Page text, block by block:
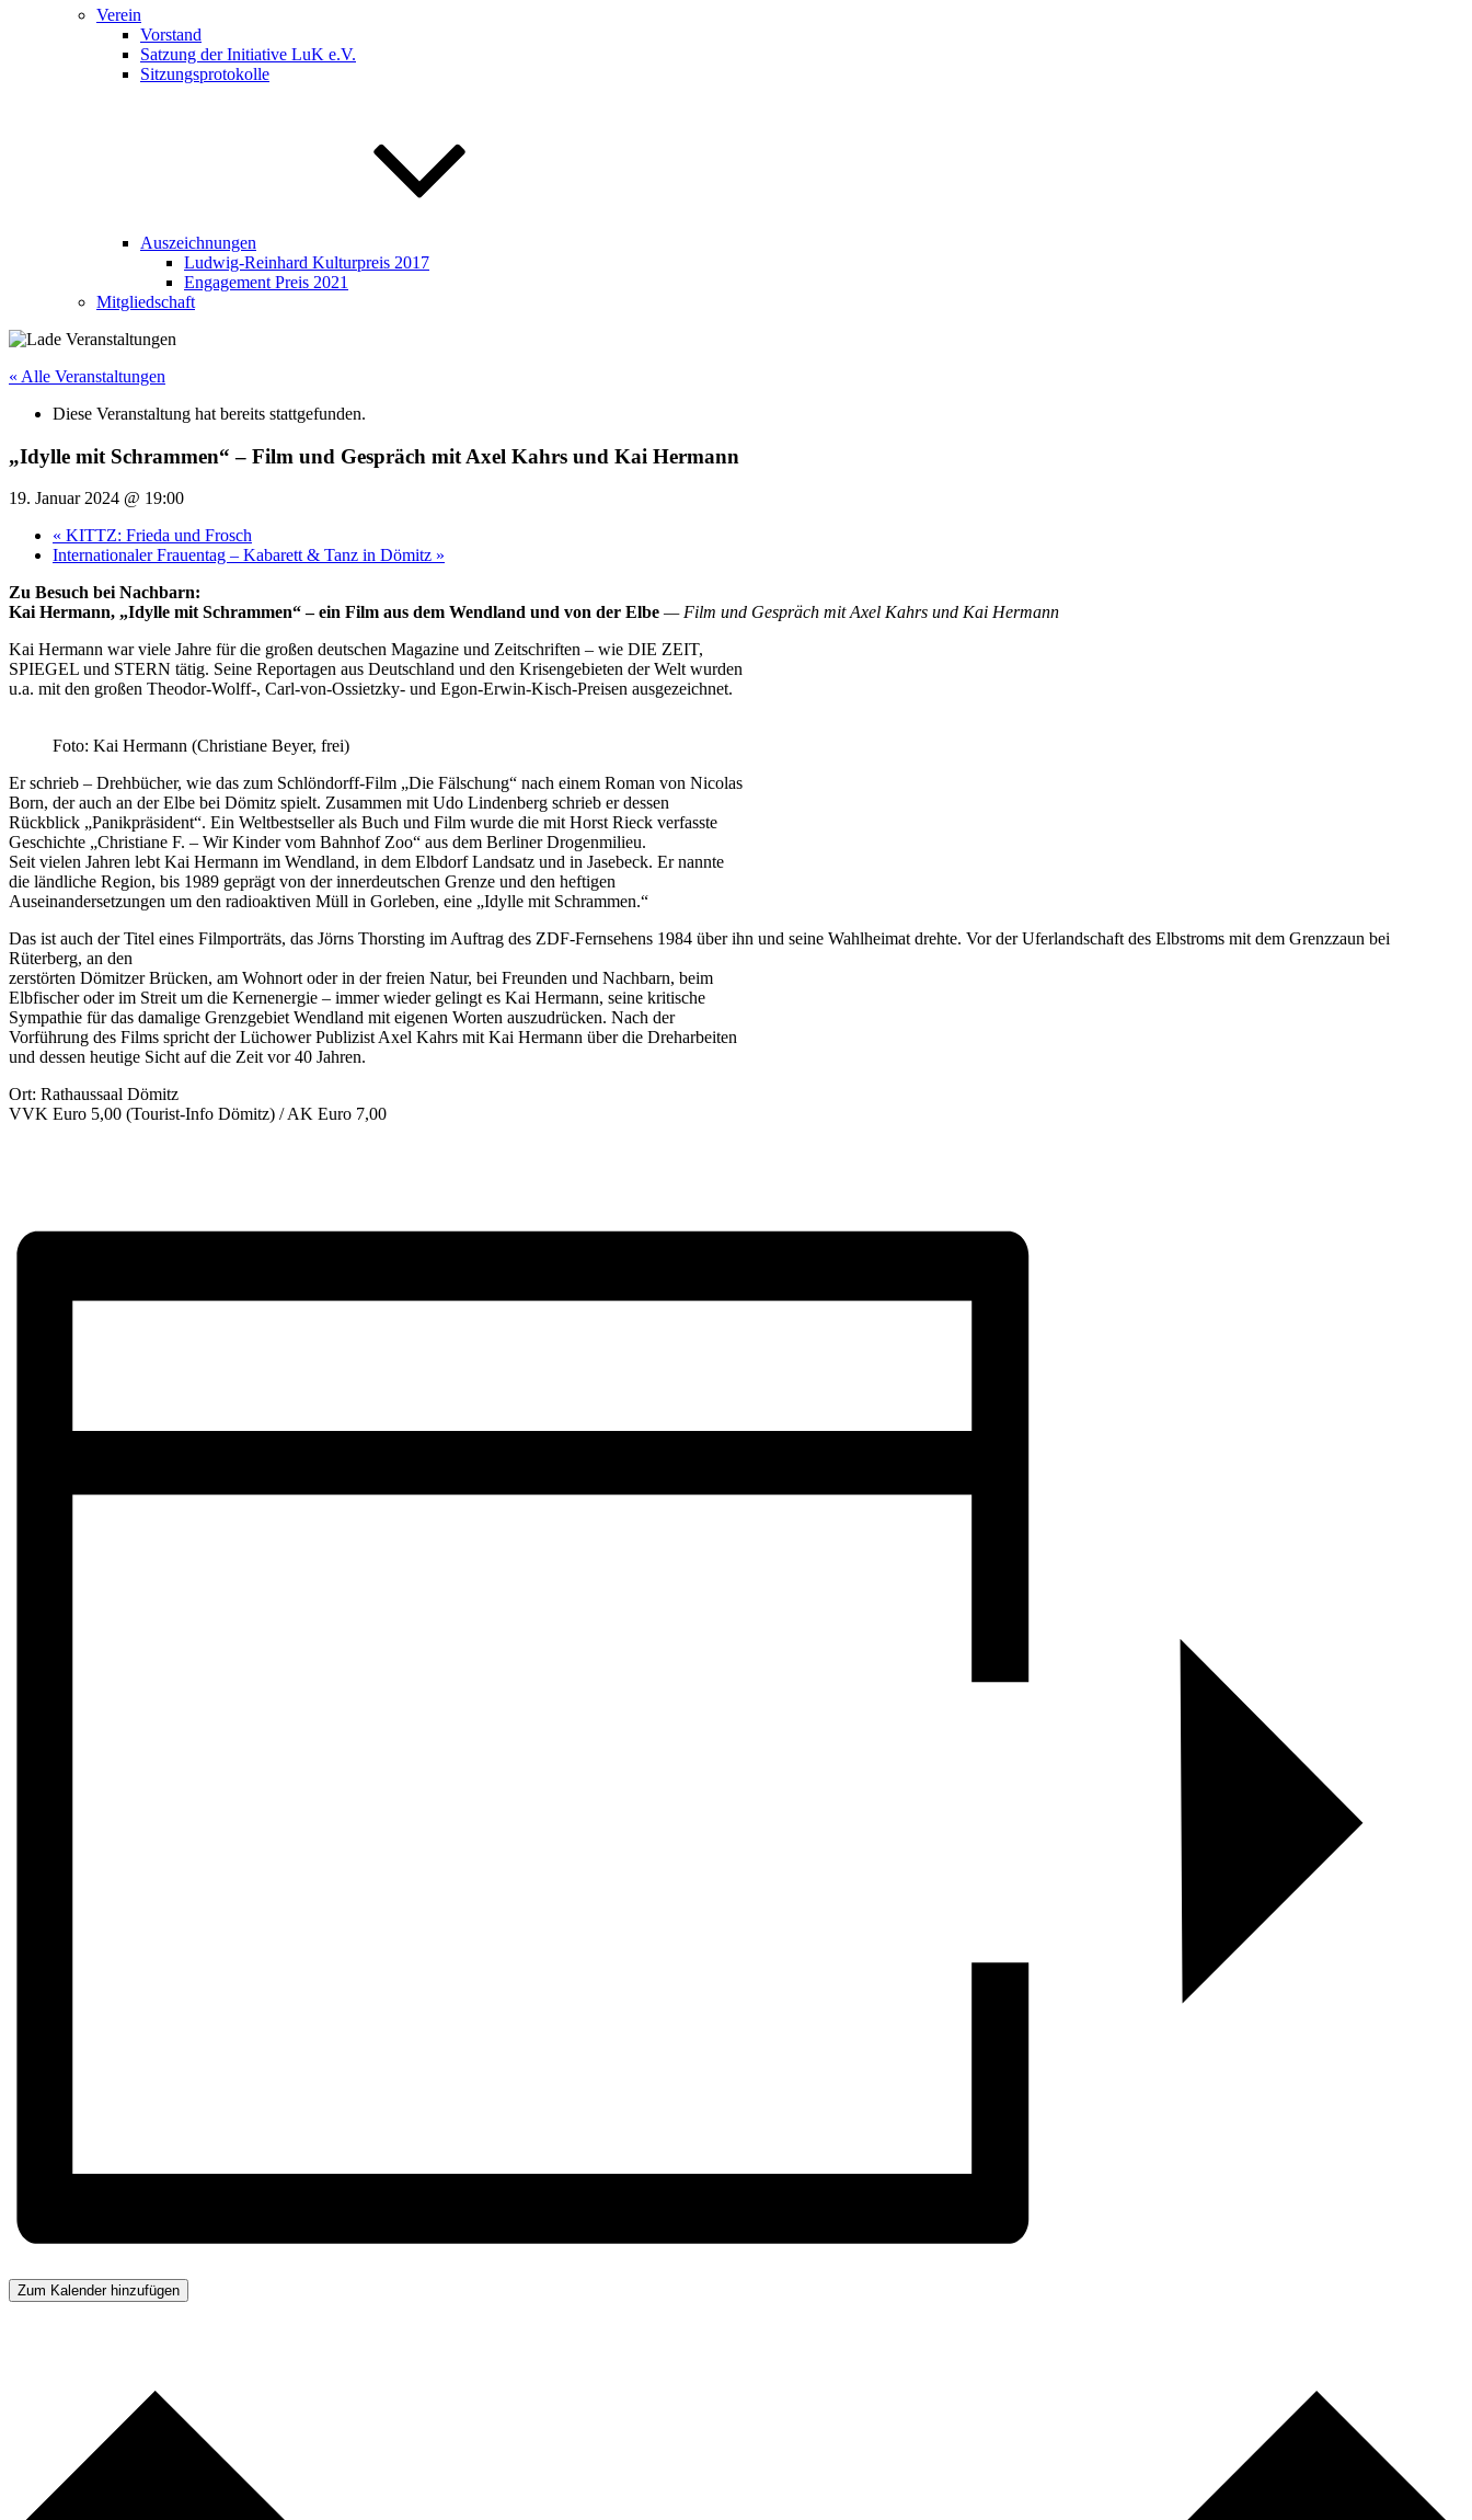
Verein
Vorstand
Satzung der Initiative LuK e.V.
Sitzungsprotokolle
Auszeichnungen
Ludwig-Reinhard Kulturpreis 2017
Engagement Preis 2021
Mitgliedschaft
« Alle Veranstaltungen
Diese Veranstaltung hat bereits stattgefunden.
„Idylle mit Schrammen“ – Film und Gespräch mit Axel Kahrs und Kai Hermann
19. Januar 2024 @ 19:00
« KITTZ: Frieda und Frosch
Internationaler Frauentag – Kabarett & Tanz in Dömitz »
Zu Besuch bei Nachbarn:
Kai Hermann, „Idylle mit Schrammen“ – ein Film aus dem Wendland und von der Elbe — Film und Gespräch mit Axel Kahrs und Kai Hermann
Kai Hermann war viele Jahre für die großen deutschen Magazine und Zeitschriften – wie DIE ZEIT,
SPIEGEL und STERN tätig. Seine Reportagen aus Deutschland und den Krisengebieten der Welt wurden
u.a. mit den großen Theodor-Wolff-, Carl-von-Ossietzky- und Egon-Erwin-Kisch-Preisen ausgezeichnet.
Foto: Kai Hermann (Christiane Beyer, frei)
Er schrieb – Drehbücher, wie das zum Schlöndorff-Film „Die Fälschung“ nach einem Roman von Nicolas
Born, der auch an der Elbe bei Dömitz spielt. Zusammen mit Udo Lindenberg schrieb er dessen
Rückblick „Panikpräsident“. Ein Weltbestseller als Buch und Film wurde die mit Horst Rieck verfasste
Geschichte „Christiane F. – Wir Kinder vom Bahnhof Zoo“ aus dem Berliner Drogenmilieu.
Seit vielen Jahren lebt Kai Hermann im Wendland, in dem Elbdorf Landsatz und in Jasebeck. Er nannte
die ländliche Region, bis 1989 geprägt von der innerdeutschen Grenze und den heftigen
Auseinandersetzungen um den radioaktiven Müll in Gorleben, eine „Idylle mit Schrammen.“
Das ist auch der Titel eines Filmporträts, das Jörns Thorsting im Auftrag des ZDF-Fernsehens 1984 über ihn und seine Wahlheimat drehte. Vor der Uferlandschaft des Elbstroms mit dem Grenzzaun bei
Rüterberg, an den
zerstörten Dömitzer Brücken, am Wohnort oder in der freien Natur, bei Freunden und Nachbarn, beim
Elbfischer oder im Streit um die Kernenergie – immer wieder gelingt es Kai Hermann, seine kritische
Sympathie für das damalige Grenzgebiet Wendland mit eigenen Worten auszudrücken. Nach der
Vorführung des Films spricht der Lüchower Publizist Axel Kahrs mit Kai Hermann über die Dreharbeiten
und dessen heutige Sicht auf die Zeit vor 40 Jahren.
Ort: Rathaussaal Dömitz
VVK Euro 5,00 (Tourist-Info Dömitz) / AK Euro 7,00
Zum Kalender hinzufügen